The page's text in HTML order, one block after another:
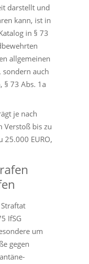
darstellt und
kann, ist in
in § 73
allgemeinen
sondern auch
§ 73 Abs. 1a
je nach
Verstoß bis zu
25.000 EURO,
IfSG
um
gegen